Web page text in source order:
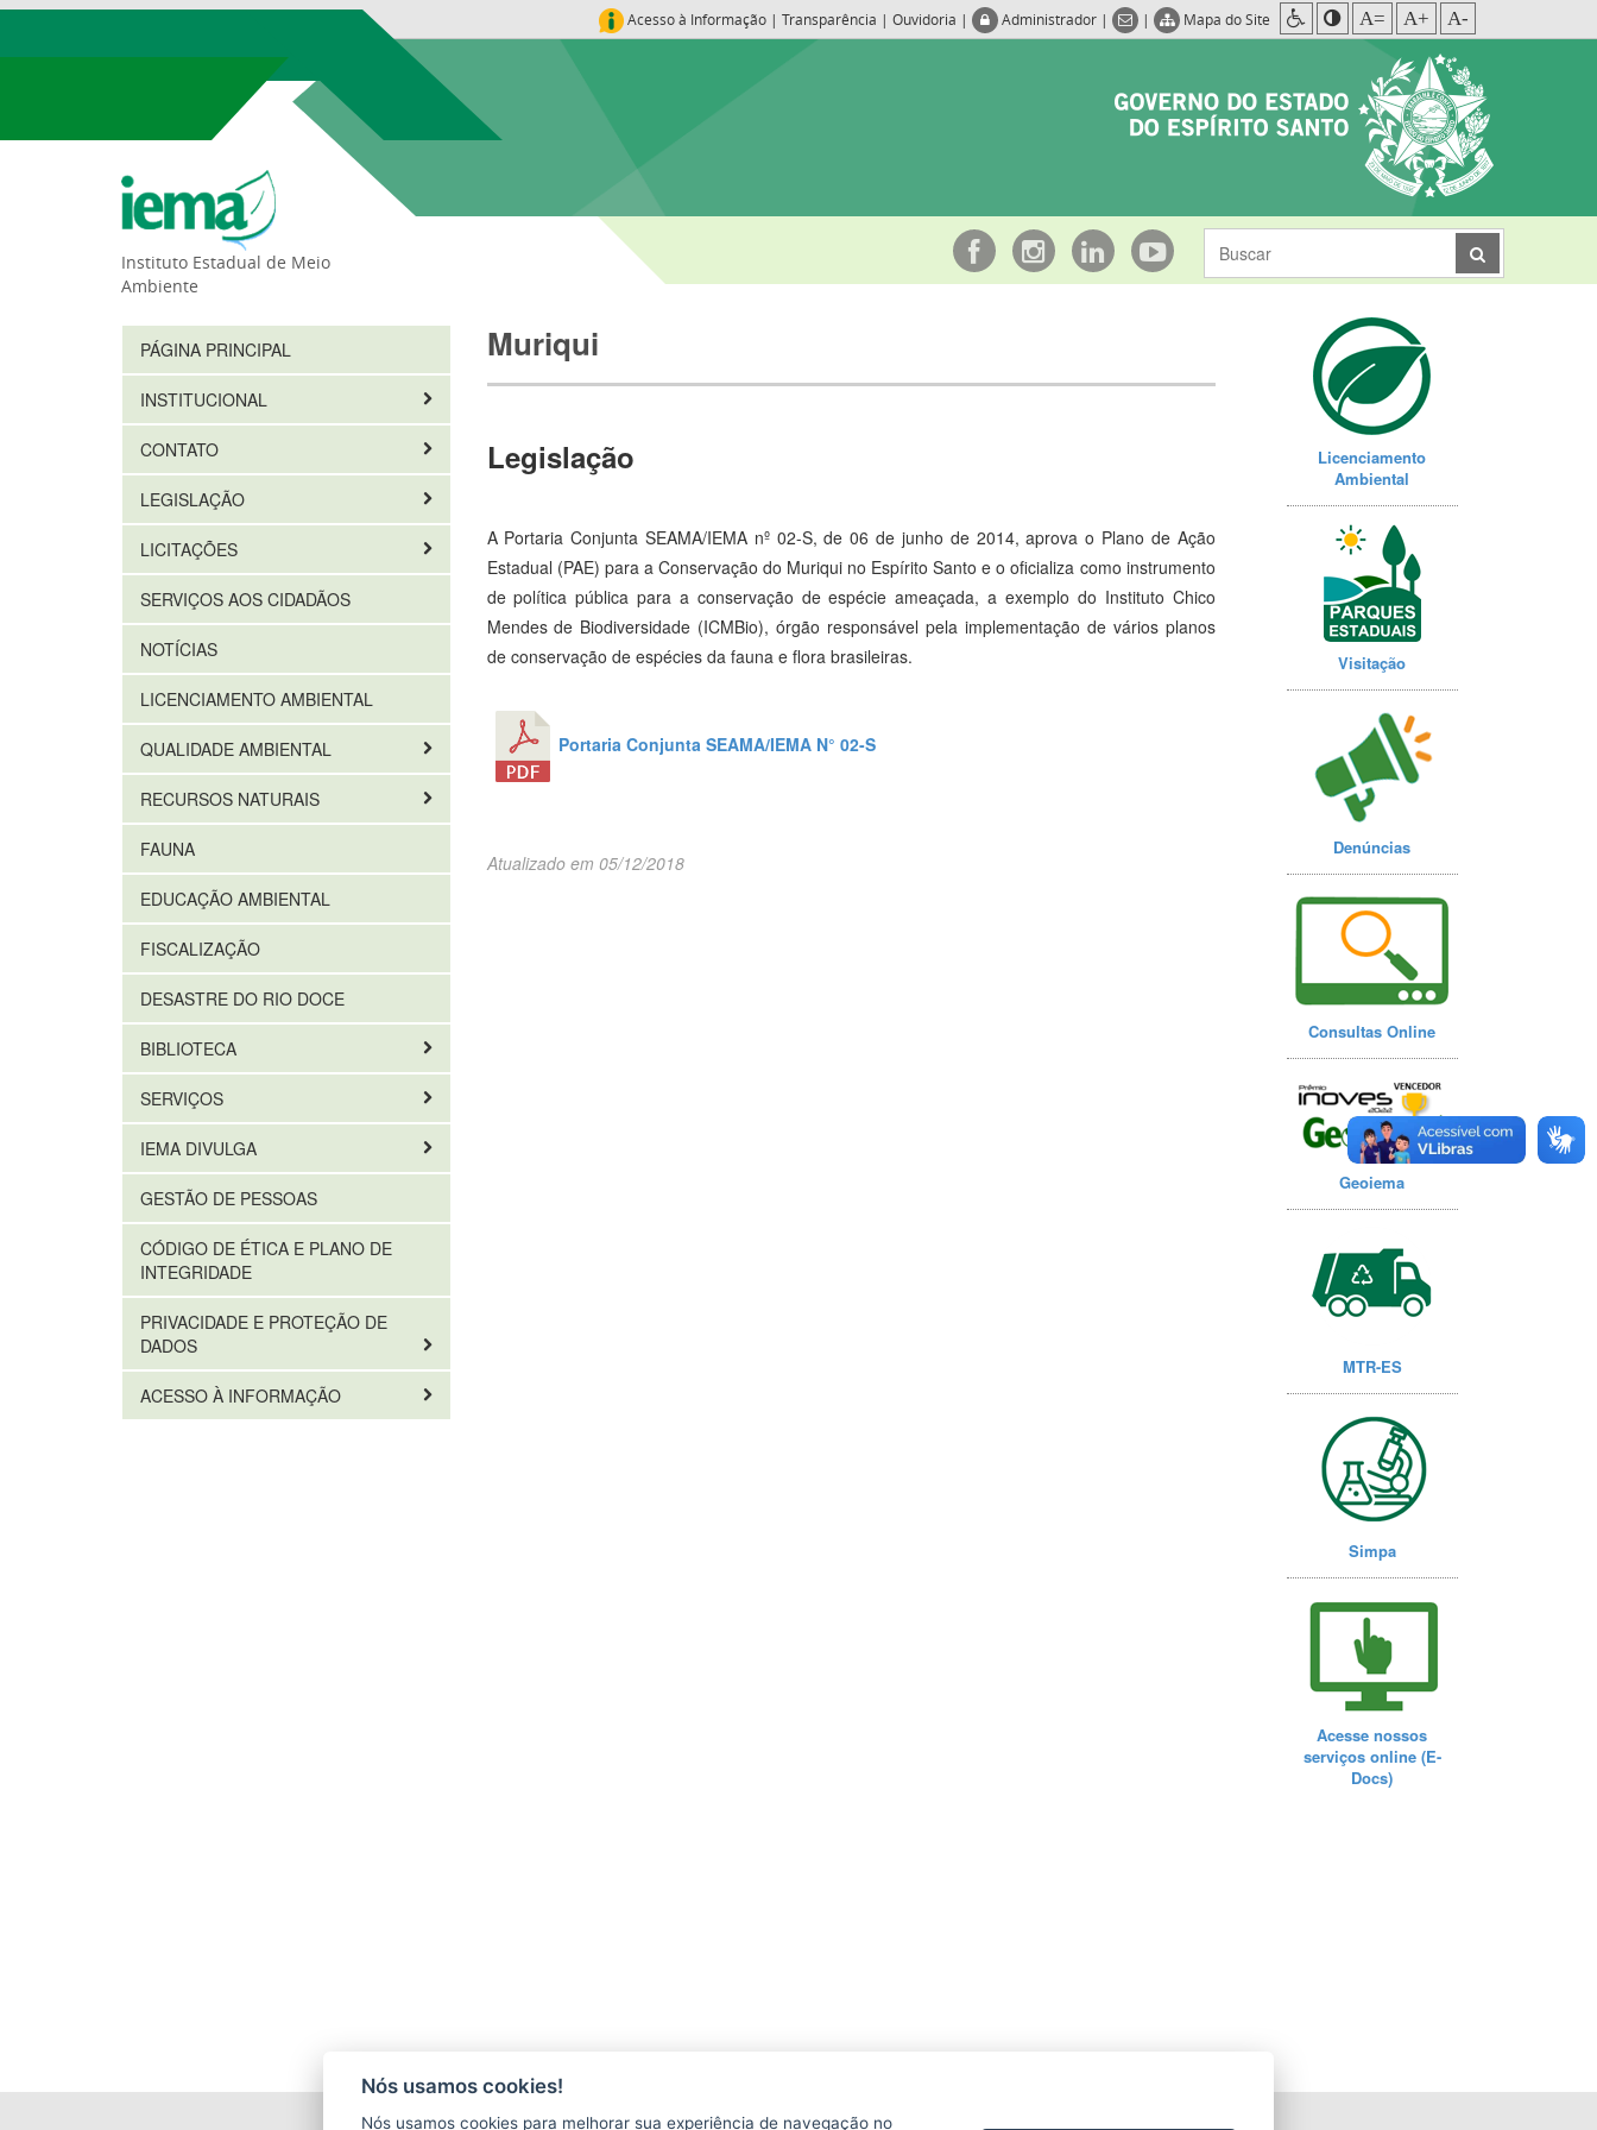
Acesso à Informação | Transparência | Ouvidoria | Administrador | | Mapa do Site A= A+ A-
Instituto Estadual de Meio
Ambiente
PÁGINA PRINCIPAL
INSTITUCIONAL
CONTATO
LEGISLAÇÃO
LICITAÇÕES
SERVIÇOS AOS CIDADÃOS
NOTÍCIAS
LICENCIAMENTO AMBIENTAL
QUALIDADE AMBIENTAL
RECURSOS NATURAIS
FAUNA
EDUCAÇÃO AMBIENTAL
FISCALIZAÇÃO
DESASTRE DO RIO DOCE
BIBLIOTECA
SERVIÇOS
IEMA DIVULGA
GESTÃO DE PESSOAS
CÓDIGO DE ÉTICA E PLANO DE
INTEGRIDADE
PRIVACIDADE E PROTEÇÃO DE
DADOS
ACESSO À INFORMAÇÃO
Muriqui
Legislação
A Portaria Conjunta SEAMA/IEMA nº 02-S, de 06 de junho de 2014, aprova o Plano de Ação
Estadual (PAE) para a Conservação do Muriqui no Espírito Santo e o oficializa como instrumento
de política pública para a conservação de espécie ameaçada, a exemplo do Instituto Chico
Mendes de Biodiversidade (ICMBio), órgão responsável pela implementação de vários planos
de conservação de espécies da fauna e flora brasileiras.
Portaria Conjunta SEAMA/IEMA N° 02-S
Atualizado em 05/12/2018
Licenciamento
Ambiental
Visitação
Denúncias
Consultas Online
Geoiema
MTR-ES
Simpa
Acesse nossos
serviços online (E-
Docs)
Nós usamos cookies!
Nós usamos cookies para melhorar sua experiência de navegação no